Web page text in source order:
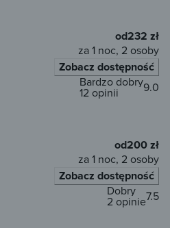
od232 zł
za 1 noc, 2 osoby
Zobacz dostępność
9.0
Bardzo dobry
12 opinii
od200 zł
za 1 noc, 2 osoby
Zobacz dostępność
7.5
Dobry
2 opinie